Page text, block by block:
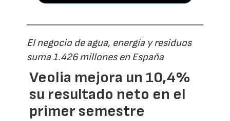
El negocio de agua, energía y residuos
suma 1.426 millones en España
Veolia mejora un 10,4%
su resultado neto en el
primer semestre